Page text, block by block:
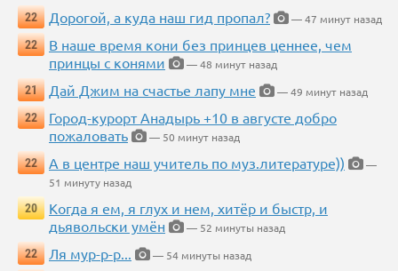
22
Дорогой, а куда наш гид пропал?
— 47 минут назад
22
В наше время кони без принцев ценнее, чем
принцы с конями
— 48 минут назад
21
Дай Джим на счастье лапу мне
— 49 минут назад
22
Город-курорт Анадырь +10 в августе добро
пожаловать
— 50 минут назад
22
А в центре наш учитель по муз.литературе))
—
51 минуту назад
20
Когда я ем, я глух и нем, хитёр и быстр, и
дьявольски умён
— 52 минуты назад
22
Ля мур-р-р...
— 54 минуты назад